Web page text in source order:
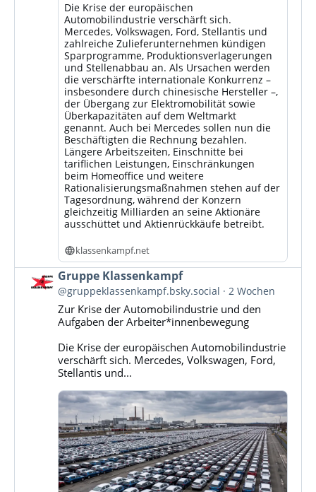
Die Krise der europäischen
Automobilindustrie verschärft sich.
Mercedes, Volkswagen, Ford, Stellantis und
zahlreiche Zulieferunternehmen kündigen
Sparprogramme, Produktionsverlagerungen
und Stellenabbau an. Als Ursachen werden
die verschärfte internationale Konkurrenz –
insbesondere durch chinesische Hersteller –,
der Übergang zur Elektromobilität sowie
Überkapazitäten auf dem Weltmarkt
genannt. Auch bei Mercedes sollen nun die
Beschäftigten die Rechnung bezahlen.
Längere Arbeitszeiten, Einschnitte bei
tariflichen Leistungen, Einschränkungen
beim Homeoffice und weitere
Rationalisierungsmaßnahmen stehen auf der
Tagesordnung, während der Konzern
gleichzeitig Milliarden an seine Aktionäre
ausschüttet und Aktienrückkäufe betreibt.
klassenkampf.net
Beitrag
von
Gruppe
Klassenkampf
Bluesky
ansehen
Gruppe Klassenkampf
@gruppeklassenkampf.bsky.social 2 Wochen
Zur Krise der Automobilindustrie und den
Aufgaben der Arbeiter*innenbewegung
Die Krise der europäischen Automobilindustrie
verschärft sich. Mercedes, Volkswagen, Ford,
Stellantis und...